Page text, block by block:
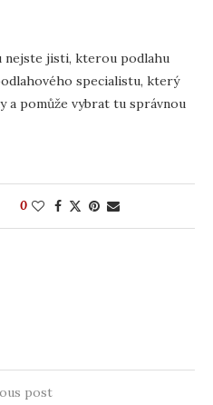
nejste jisti, kterou podlahu
specialistu, který
a pomůže vybrat tu správnou
0
post